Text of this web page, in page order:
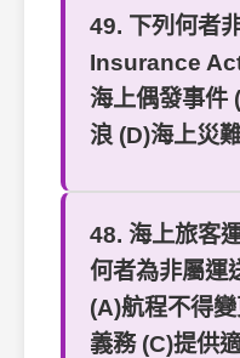
49. 下列何者
Insurance
海上偶發事件
浪 (D)海上災
48. 海上旅客
何者為非屬運
(A)航程不得
義務 (C)提供